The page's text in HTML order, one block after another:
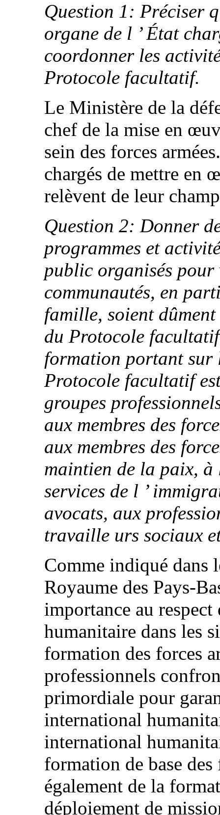
Question 1: Préciser
organe de l ’ État
coordonner les
Protocole facultatif.
Le Ministère de la
chef de la mise en
sein des forces
chargés de mettre en
relèvent de leur
Question 2: Donner
programmes et
public organisés pour
communautés, en
famille, soient
du Protocole
formation portant sur
Protocole facultatif
groupes
aux membres des
aux membres des
maintien de la paix, à
services de l ’
avocats, aux
travaille urs sociaux
Comme indiqué dans
Royaume des Pays-
importance au
humanitaire dans les
formation des forces
professionnels
primordiale pour
international
international
formation de base des
également de la
déploiement de